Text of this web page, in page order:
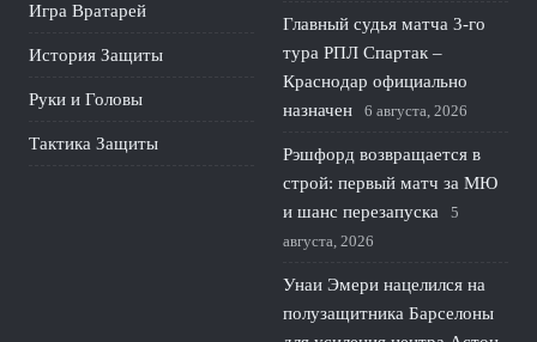
Игра Вратарей
История Защиты
Руки и Головы
Тактика Защиты
Главный судья матча 3-го
тура РПЛ Спартак –
Краснодар официально
назначен
6 августа, 2026
Рэшфорд возвращается в
строй: первый матч за МЮ
и шанс перезапуска
5
августа, 2026
Унаи Эмери нацелился на
полузащитника Барселоны